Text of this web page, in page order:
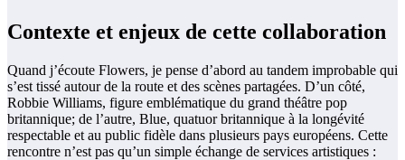
Contexte et enjeux de cette collaboration
Quand j’écoute Flowers, je pense d’abord au tandem improbable qui
s’est tissé autour de la route et des scènes partagées. D’un côté,
Robbie Williams, figure emblématique du grand théâtre pop
britannique; de l’autre, Blue, quatuor britannique à la longévité
respectable et au public fidèle dans plusieurs pays européens. Cette
rencontre n’est pas qu’un simple échange de services artistiques :